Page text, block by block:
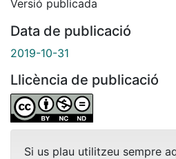
Versió publicada
Data de publicació
2019-10-31
Llicència de publicació
Si us plau utilitzeu sempre